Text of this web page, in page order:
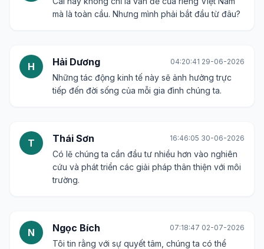
mà là toàn cầu. Nhưng mình phải bắt đầu từ đâu?
H Hải Dương 04:20:41 29-06-2026
Những tác động kinh tế này sẽ ảnh hưởng trực
tiếp đến đời sống của mỗi gia đình chúng ta.
T Thái Sơn 16:46:05 30-06-2026
Có lẽ chúng ta cần đầu tư nhiều hơn vào nghiên
cứu và phát triển các giải pháp thân thiện với môi
trường.
N Ngọc Bích 07:18:47 02-07-2026
Tôi tin rằng với sự quyết tâm, chúng ta có thể